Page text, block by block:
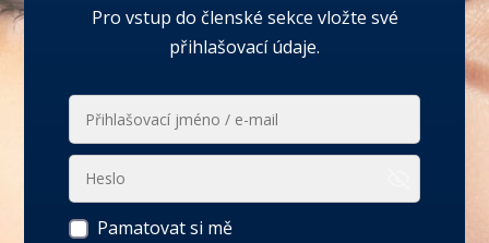
Pro vstup do členské sekce vložte své
přihlašovací údaje.
Pamatovat si mě